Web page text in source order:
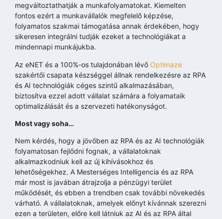
megváltoztathatják a munkafolyamatokat. Kiemelten
fontos ezért a munkavállalók megfelelő képzése,
folyamatos szakmai támogatása annak érdekében, hogy
sikeresen integrálni tudják ezeket a technológiákat a
mindennapi munkájukba.
Az eNET és a 100%-os tulajdonában lévő Optimaze
szakértői csapata készséggel állnak rendelkezésre az RPA
és AI technológiák céges szintű alkalmazásában,
biztosítva ezzel adott vállalat számára a folyamataik
optimalizálását és a szervezeti hatékonyságot.
Most vagy soha…
Nem kérdés, hogy a jövőben az RPA és az AI technológiák
folyamatosan fejlődni fognak, a vállalatoknak
alkalmazkodniuk kell az új kihívásokhoz és
lehetőségekhez. A Mesterséges Intelligencia és az RPA
már most is javában átrajzolja a pénzügyi terület
működését, és ebben a trendben csak további növekedés
várható. A vállalatoknak, amelyek előnyt kívánnak szerezni
ezen a területen, előre kell látniuk az AI és az RPA által